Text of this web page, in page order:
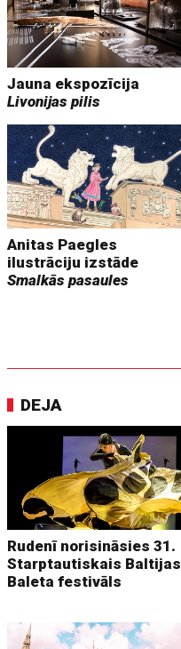
Jauna ekspozīcija
Livonijas pilis
Anitas Paegles
ilustrāciju izstāde
Smalkās pasaules
DEJA
Rudenī norisināsies 31.
Starptautiskais Baltijas
Baleta festivāls